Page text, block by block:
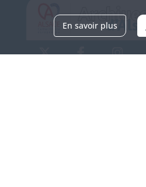
En savoir plus